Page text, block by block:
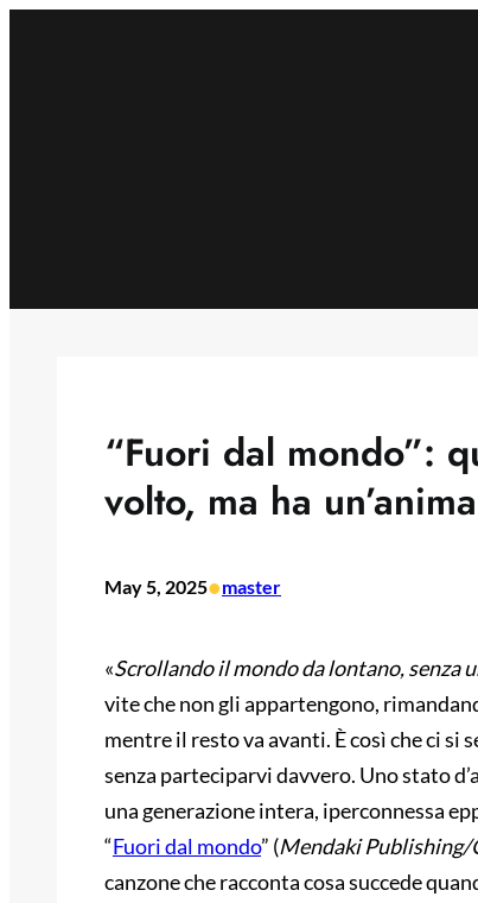
“Fuori dal mondo”:
volto, ma ha
May 5, 2025•master
«Scrollando il mondo da lontano, senza
vite che non gli appartengono,
mentre il resto va avanti. È così che ci si
senza parteciparvi davvero. Uno stato
una generazione intera, iperconnessa
“Fuori dal mondo” (Mendaki Publishing/
canzone che racconta cosa succede